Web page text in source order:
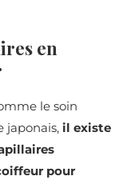
en
le soin
japonais, il existe
pour